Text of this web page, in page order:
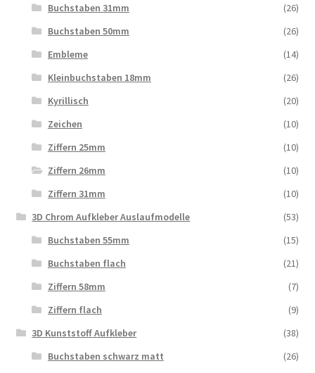
Buchstaben 31mm
(26)
Buchstaben 50mm
(26)
Embleme
(14)
Kleinbuchstaben 18mm
(26)
Kyrillisch
(20)
Zeichen
(10)
Ziffern 25mm
(10)
Ziffern 26mm
(10)
Ziffern 31mm
(10)
3D Chrom Aufkleber Auslaufmodelle
(53)
Buchstaben 55mm
(15)
Buchstaben flach
(21)
Ziffern 58mm
(7)
Ziffern flach
(9)
3D Kunststoff Aufkleber
(38)
Buchstaben schwarz matt
(26)